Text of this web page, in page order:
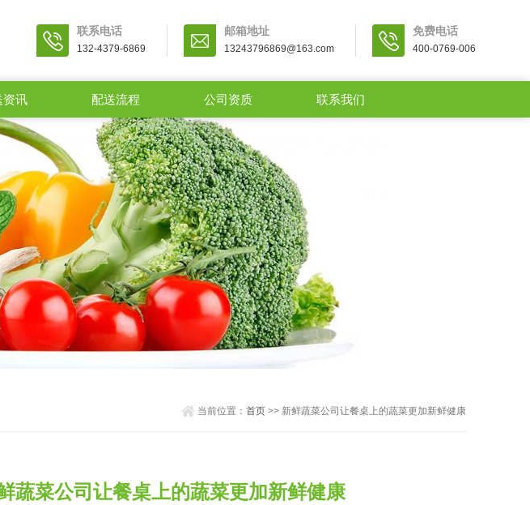
联系电话
132-4379-6869
邮箱地址
13243796869@163.com
免费电话
400-0769-006
资讯 配送流程 公司资质 联系我们
当前位置： 首页>> 新鲜蔬菜公司让餐桌上的蔬菜更加新鲜健康
蔬菜公司让餐桌上的蔬菜更加新鲜健康